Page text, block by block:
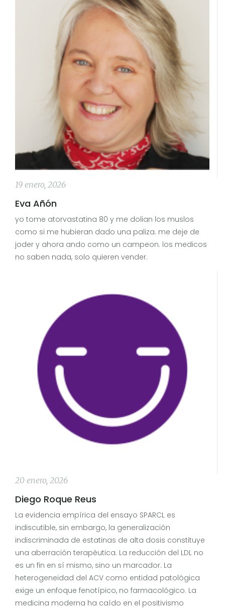
19 enero, 2026
Eva Añón
yo tome atorvastatina 80 y me dolian los muslos
como si me hubieran dado una paliza. me deje de
joder y ahora ando como un campeon. los medicos
no saben nada, solo quieren vender.
20 enero, 2026
Diego Roque Reus
La evidencia empírica del ensayo SPARCL es
indiscutible, sin embargo, la generalización
indiscriminada de estatinas de alta dosis constituye
una aberración terapéutica. La reducción del LDL no
es un fin en sí mismo, sino un marcador. La
heterogeneidad del ACV como entidad patológica
exige un enfoque fenotípico, no farmacológico. La
medicina moderna ha caído en el positivismo